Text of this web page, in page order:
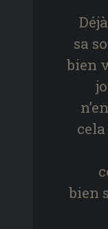
sa
bien
bien